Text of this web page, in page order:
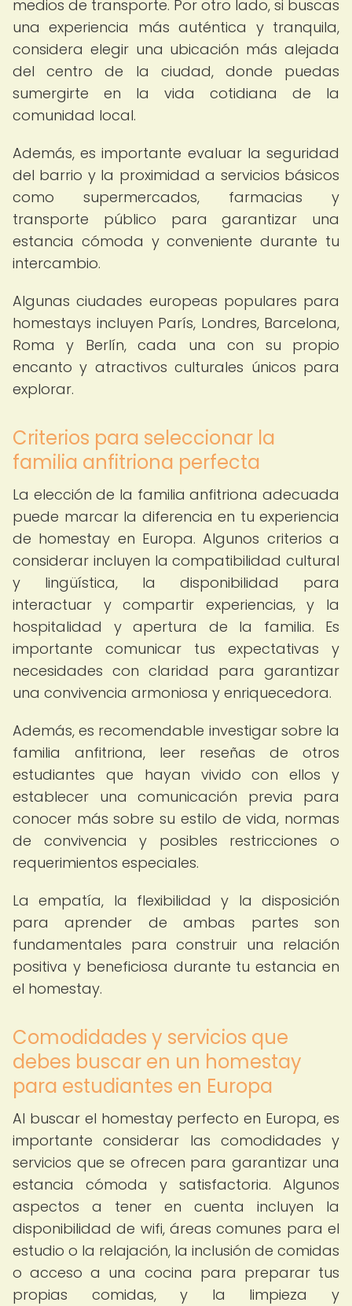
medios de transporte. Por otro lado, si buscas
una experiencia más auténtica y tranquila,
considera elegir una ubicación más alejada
del centro de la ciudad, donde puedas
sumergirte en la vida cotidiana de la
comunidad local.
Además, es importante evaluar la seguridad
del barrio y la proximidad a servicios básicos
como supermercados, farmacias y
transporte público para garantizar una
estancia cómoda y conveniente durante tu
intercambio.
Algunas ciudades europeas populares para
homestays incluyen París, Londres, Barcelona,
Roma y Berlín, cada una con su propio
encanto y atractivos culturales únicos para
explorar.
Criterios para seleccionar la
familia anfitriona perfecta
La elección de la familia anfitriona adecuada
puede marcar la diferencia en tu experiencia
de homestay en Europa. Algunos criterios a
considerar incluyen la compatibilidad cultural
y lingüística, la disponibilidad para
interactuar y compartir experiencias, y la
hospitalidad y apertura de la familia. Es
importante comunicar tus expectativas y
necesidades con claridad para garantizar
una convivencia armoniosa y enriquecedora.
Además, es recomendable investigar sobre la
familia anfitriona, leer reseñas de otros
estudiantes que hayan vivido con ellos y
establecer una comunicación previa para
conocer más sobre su estilo de vida, normas
de convivencia y posibles restricciones o
requerimientos especiales.
La empatía, la flexibilidad y la disposición
para aprender de ambas partes son
fundamentales para construir una relación
positiva y beneficiosa durante tu estancia en
el homestay.
Comodidades y servicios que
debes buscar en un homestay
para estudiantes en Europa
Al buscar el homestay perfecto en Europa, es
importante considerar las comodidades y
servicios que se ofrecen para garantizar una
estancia cómoda y satisfactoria. Algunos
aspectos a tener en cuenta incluyen la
disponibilidad de wifi, áreas comunes para el
estudio o la relajación, la inclusión de comidas
o acceso a una cocina para preparar tus
propias comidas, y la limpieza y